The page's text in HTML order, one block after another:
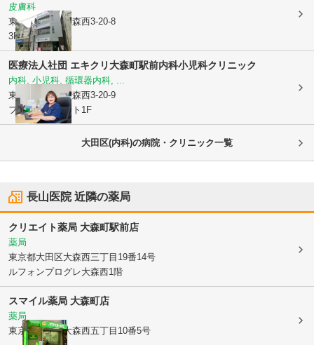
皮膚科
東京都大田区大森西3-20-8
3F
医療法人社団 エキクリ 大森町駅前内科小児科クリニック
内科, 小児科, 循環器内科, ...
東京都大田区大森西3-20-9
フォレストコート1F
大田区(内科)の病院・クリニック一覧
長山医院近隣の薬局
クリエイト薬局 大森町駅前店
薬局
東京都大田区大森西三丁目19番14号
ルフォンプログレ大森西1階
スマイル薬局 大森町店
薬局
東京都大田区大森西五丁目10番5号